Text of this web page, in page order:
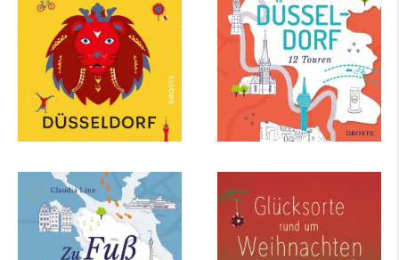
mehr Infos … mehr Infos …
Claudia Linz
Zu Fuß durch
Stockholm
Christina Gschwendtner
Glücksorte rund um
Weihnachten in
Österreich